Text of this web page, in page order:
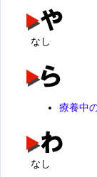
なし
療養中
なし